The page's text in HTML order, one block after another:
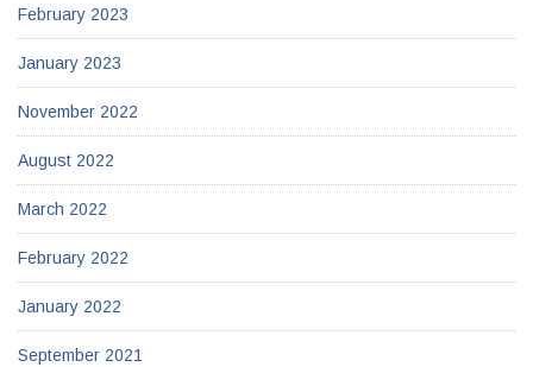
February 2023
January 2023
November 2022
August 2022
March 2022
February 2022
January 2022
September 2021